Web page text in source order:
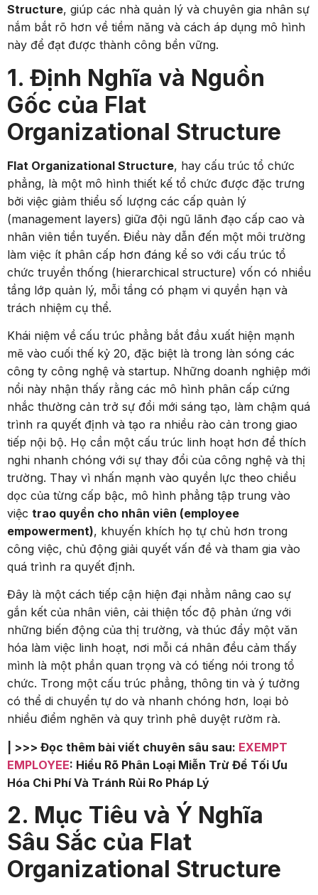
Structure, giúp các nhà quản lý và chuyên gia nhân sự
nắm bắt rõ hơn về tiềm năng và cách áp dụng mô hình
này để đạt được thành công bền vững.
1. Định Nghĩa và Nguồn
Gốc của Flat
Organizational Structure
Flat Organizational Structure, hay cấu trúc tổ chức
phẳng, là một mô hình thiết kế tổ chức được đặc trưng
bởi việc giảm thiểu số lượng các cấp quản lý
(management layers) giữa đội ngũ lãnh đạo cấp cao và
nhân viên tiền tuyến. Điều này dẫn đến một môi trường
làm việc ít phân cấp hơn đáng kể so với cấu trúc tổ
chức truyền thống (hierarchical structure) vốn có nhiều
tầng lớp quản lý, mỗi tầng có phạm vi quyền hạn và
trách nhiệm cụ thể.
Khái niệm về cấu trúc phẳng bắt đầu xuất hiện mạnh
mẽ vào cuối thế kỷ 20, đặc biệt là trong làn sóng các
công ty công nghệ và startup. Những doanh nghiệp mới
nổi này nhận thấy rằng các mô hình phân cấp cứng
nhắc thường cản trở sự đổi mới sáng tạo, làm chậm quá
trình ra quyết định và tạo ra nhiều rào cản trong giao
tiếp nội bộ. Họ cần một cấu trúc linh hoạt hơn để thích
nghi nhanh chóng với sự thay đổi của công nghệ và thị
trường. Thay vì nhấn mạnh vào quyền lực theo chiều
dọc của từng cấp bậc, mô hình phẳng tập trung vào
việc trao quyền cho nhân viên (employee
empowerment), khuyến khích họ tự chủ hơn trong
công việc, chủ động giải quyết vấn đề và tham gia vào
quá trình ra quyết định.
Đây là một cách tiếp cận hiện đại nhằm nâng cao sự
gắn kết của nhân viên, cải thiện tốc độ phản ứng với
những biến động của thị trường, và thúc đẩy một văn
hóa làm việc linh hoạt, nơi mỗi cá nhân đều cảm thấy
mình là một phần quan trọng và có tiếng nói trong tổ
chức. Trong một cấu trúc phẳng, thông tin và ý tưởng
có thể di chuyển tự do và nhanh chóng hơn, loại bỏ
nhiều điểm nghẽn và quy trình phê duyệt rườm rà.
| >>> Đọc thêm bài viết chuyên sâu sau: EXEMPT
EMPLOYEE: Hiểu Rõ Phân Loại Miễn Trừ Để Tối Ưu
Hóa Chi Phí Và Tránh Rủi Ro Pháp Lý
2. Mục Tiêu và Ý Nghĩa
Sâu Sắc của Flat
Organizational Structure